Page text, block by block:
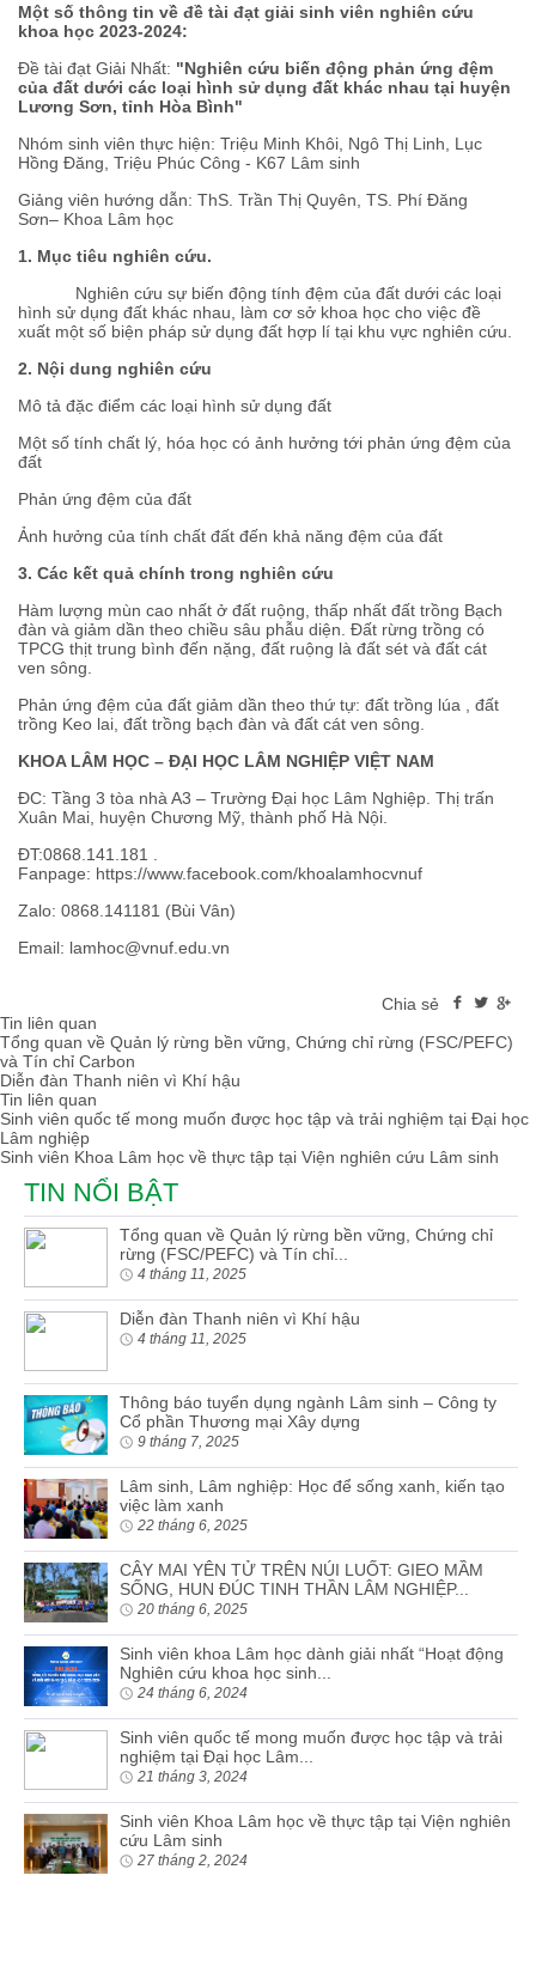
Một số thông tin về đề tài đạt giải sinh viên nghiên cứu
khoa học 2023-2024:
Đề tài đạt Giải Nhất: "Nghiên cứu biến động phản ứng đệm
của đất dưới các loại hình sử dụng đất khác nhau tại huyện
Lương Sơn, tỉnh Hòa Bình"
Nhóm sinh viên thực hiện: Triệu Minh Khôi, Ngô Thị Linh, Lục
Hồng Đăng, Triệu Phúc Công - K67 Lâm sinh
Giảng viên hướng dẫn: ThS. Trần Thị Quyên, TS. Phí Đăng
Sơn– Khoa Lâm học
1. Mục tiêu nghiên cứu.
Nghiên cứu sự biến động tính đệm của đất dưới các loại
hình sử dụng đất khác nhau, làm cơ sở khoa học cho việc đề
xuất một số biện pháp sử dụng đất hợp lí tại khu vực nghiên cứu.
2. Nội dung nghiên cứu
Mô tả đặc điểm các loại hình sử dụng đất
Một số tính chất lý, hóa học có ảnh hưởng tới phản ứng đệm của
đất
Phản ứng đệm của đất
Ảnh hưởng của tính chất đất đến khả năng đệm của đất
3. Các kết quả chính trong nghiên cứu
Hàm lượng mùn cao nhất ở đất ruộng, thấp nhất đất trồng Bạch
đàn và giảm dần theo chiều sâu phẫu diện. Đất rừng trồng có
TPCG thịt trung bình đến nặng, đất ruộng là đất sét và đất cát
ven sông.
Phản ứng đệm của đất giảm dần theo thứ tự: đất trồng lúa , đất
trồng Keo lai, đất trồng bạch đàn và đất cát ven sông.
KHOA LÂM HỌC – ĐẠI HỌC LÂM NGHIỆP VIỆT NAM
ĐC: Tầng 3 tòa nhà A3 – Trường Đại học Lâm Nghiệp. Thị trấn
Xuân Mai, huyện Chương Mỹ, thành phố Hà Nội.
ĐT:0868.141.181 .
Fanpage: https://www.facebook.com/khoalamhocvnuf
Zalo: 0868.141181 (Bùi Vân)
Email: lamhoc@vnuf.edu.vn
Chia sẻ
Tin liên quan
Tổng quan về Quản lý rừng bền vững, Chứng chỉ rừng (FSC/PEFC)
và Tín chỉ Carbon
Diễn đàn Thanh niên vì Khí hậu
Tin liên quan
Sinh viên quốc tế mong muốn được học tập và trải nghiệm tại Đại học
Lâm nghiệp
Sinh viên Khoa Lâm học về thực tập tại Viện nghiên cứu Lâm sinh
TIN NỔI BẬT
Tổng quan về Quản lý rừng bền vững, Chứng chỉ
rừng (FSC/PEFC) và Tín chỉ...
4 tháng 11, 2025
Diễn đàn Thanh niên vì Khí hậu
4 tháng 11, 2025
Thông báo tuyển dụng ngành Lâm sinh – Công ty
Cổ phần Thương mại Xây dựng
9 tháng 7, 2025
Lâm sinh, Lâm nghiệp: Học để sống xanh, kiến tạo
việc làm xanh
22 tháng 6, 2025
CÂY MAI YÊN TỬ TRÊN NÚI LUỐT: GIEO MẦM
SỐNG, HUN ĐÚC TINH THẦN LÂM NGHIỆP...
20 tháng 6, 2025
Sinh viên khoa Lâm học dành giải nhất “Hoạt động
Nghiên cứu khoa học sinh...
24 tháng 6, 2024
Sinh viên quốc tế mong muốn được học tập và trải
nghiệm tại Đại học Lâm...
21 tháng 3, 2024
Sinh viên Khoa Lâm học về thực tập tại Viện nghiên
cứu Lâm sinh
27 tháng 2, 2024